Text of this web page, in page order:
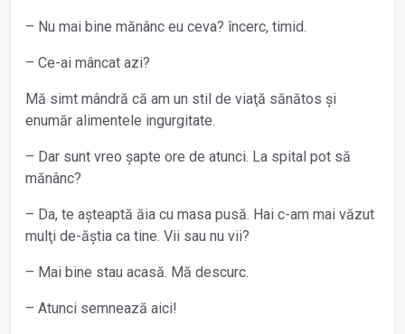
– Nu mai bine mănânc eu ceva? încerc, timid.
– Ce-ai mâncat azi?
Mă simt mândră că am un stil de viaţă sănătos şi
enumăr alimentele ingurgitate.
– Dar sunt vreo şapte ore de atunci. La spital pot să
mănânc?
– Da, te așteaptă ăia cu masa pusă. Hai c-am mai văzut
mulţi de-ăștia ca tine. Vii sau nu vii?
– Mai bine stau acasă. Mă descurc.
– Atunci semnează aici!